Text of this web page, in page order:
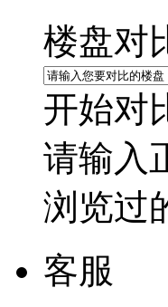
楼盘对
开始对
请输入
浏览过
客服